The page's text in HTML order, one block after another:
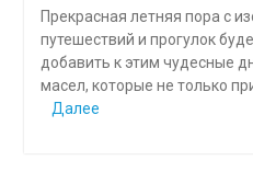
Прекрасная летняя пора с
путешествий и прогулок
добавить к этим чудесные
масел, которые не только
Далее